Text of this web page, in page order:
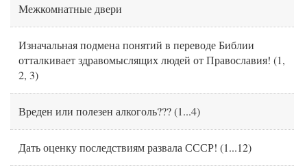
Межкомнатные двери
Изначальная подмена понятий в переводе Библии
отталкивает здравомыслящих людей от Православия! (1,
2, 3)
Вреден или полезен алкоголь???(1...4)
Дать оценку последствиям развала СССР! (1...12)